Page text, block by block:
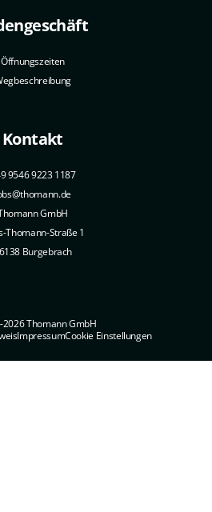
Öffnungszeiten
Kontakt
9546 9223 1187
GmbH
Thomann-Straße 1
Burgebrach
Thomann GmbH
ImpressumCookie Einstellungen